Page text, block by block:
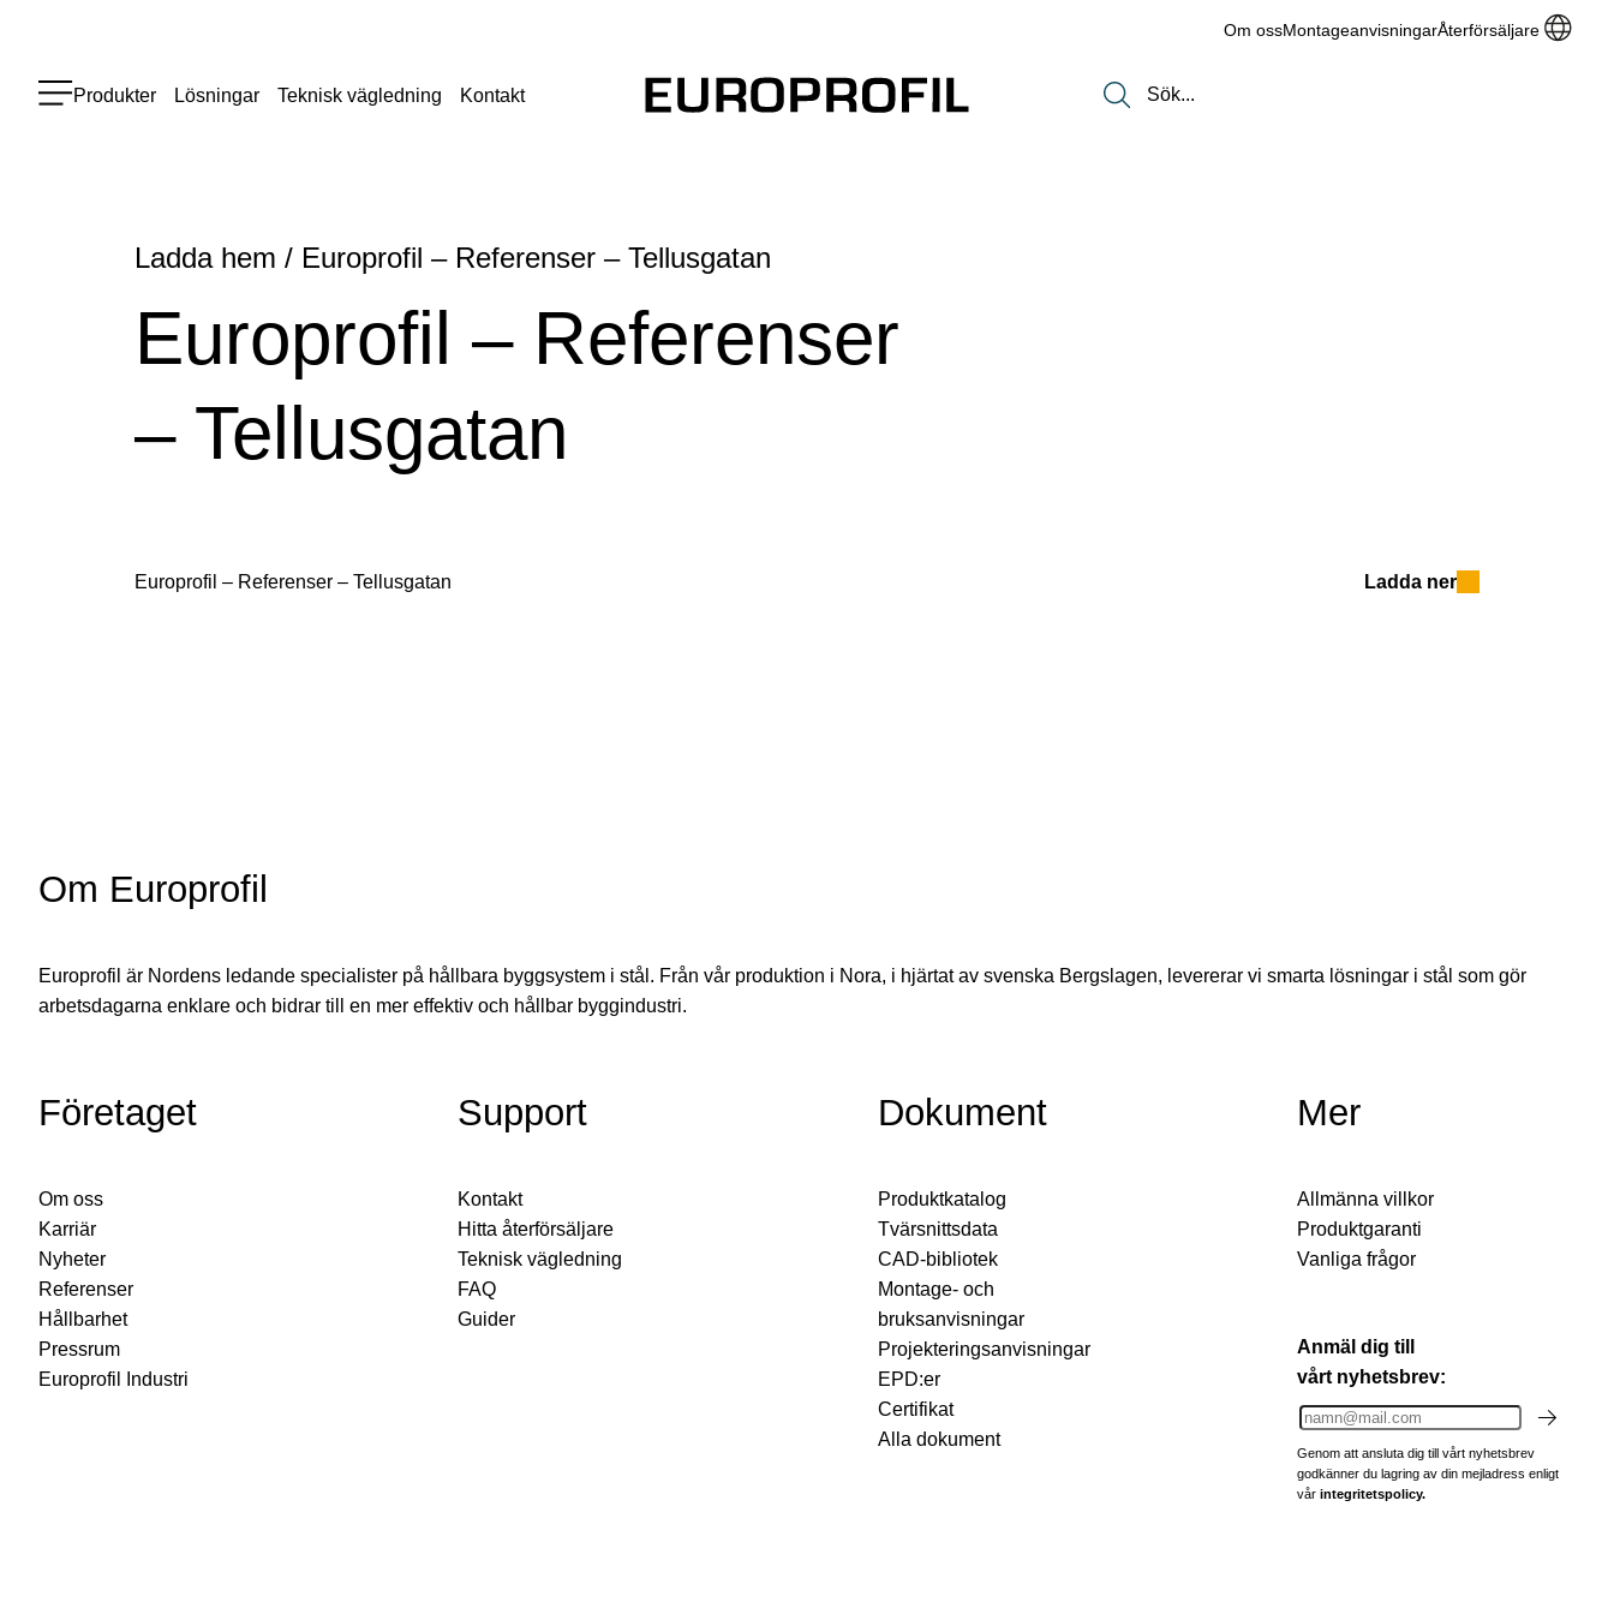
Om ossMontageanvisningarÅterförsäljare
Produkter Lösningar Teknisk vägledning Kontakt
Ladda hem / Europrofil – Referenser – Tellusgatan
Europrofil – Referenser
– Tellusgatan
Europrofil – Referenser – Tellusgatan Ladda ner
Om Europrofil
Europrofil är Nordens ledande specialister på hållbara byggsystem i stål. Från vår produktion i Nora, i hjärtat av svenska Bergslagen, levererar vi smarta lösningar i stål som gör
arbetsdagarna enklare och bidrar till en mer effektiv och hållbar byggindustri.
Företaget
Om oss
Karriär
Nyheter
Referenser
Hållbarhet
Pressrum
Europrofil Industri
Support
Kontakt
Hitta återförsäljare
Teknisk vägledning
FAQ
Guider
Dokument
Produktkatalog
Tvärsnittsdata
CAD-bibliotek
Montage- och
bruksanvisningar
Projekteringsanvisningar
EPD:er
Certifikat
Alla dokument
Mer
Allmänna villkor
Produktgaranti
Vanliga frågor
Anmäl dig till
vårt nyhetsbrev:
Genom att ansluta dig till vårt nyhetsbrev
godkänner du lagring av din mejladress enligt
vår integritetspolicy.